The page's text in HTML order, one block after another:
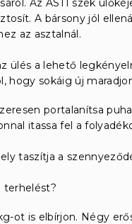
Az ASTI szék
A bársony jól
az asztalnál.
ülés a lehető
hogy sokáig új
portalanítsa
itassa fel a
taszítja a
terhelést?
ot is elbírjon. Négy